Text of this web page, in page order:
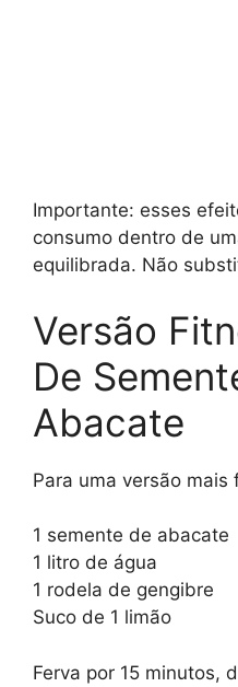
Importante: esses
consumo dentro de
equilibrada. Não
Versão
De
Abacate
Para uma versão mais
1 semente de abacate
1 litro de água
1 rodela de gengibre
Suco de 1 limão
Ferva por 15 minutos,